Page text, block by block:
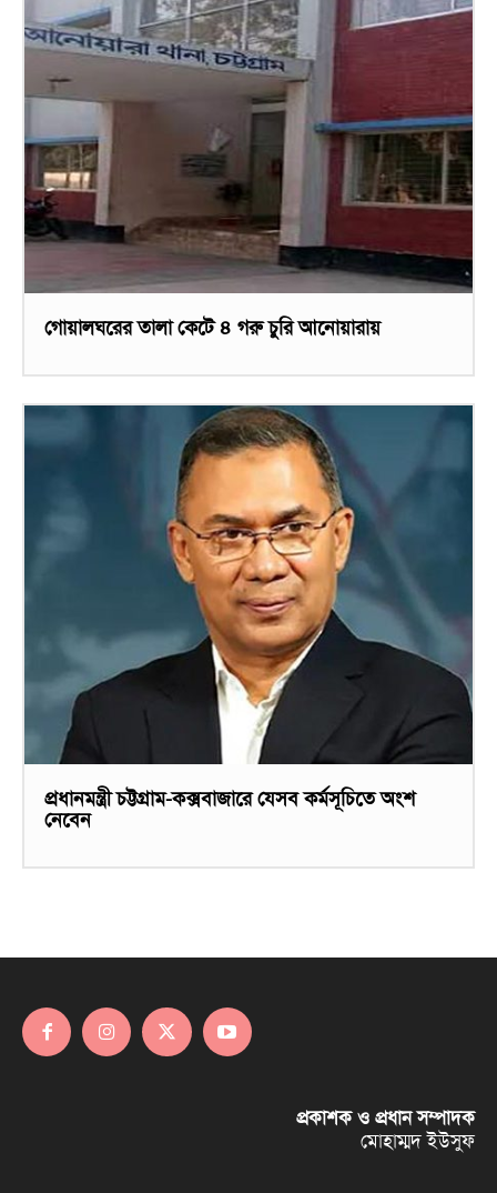
গোয়ালঘরের তালা কেটে ৪ গরু চুরি আনোয়ারায়
প্রধানমন্ত্রী চট্টগ্রাম-কক্সবাজারে যেসব কর্মসূচিতে অংশ
নেবেন
প্রকাশক ও প্রধান সম্পাদক
মোহাম্মদ ইউসুফ